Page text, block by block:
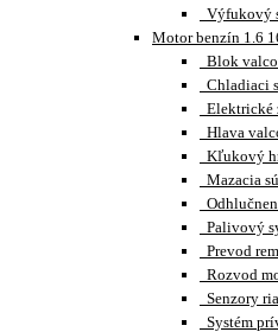
Výfukový
Motor benzín 1.6
Blok
Chladiaci
Elektrické
Hlava
Kľukový
Mazacia
Palivový
Prevod
Rozvod
Senzory
Systém